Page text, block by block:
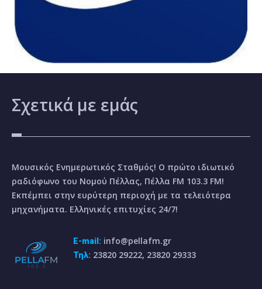
Σχετικά με εμάς
Μουσικός Ενημερωτικός Σταθμός! Ο πρώτο ιδιωτικό
ραδιόφωνο του Νομού Πέλλας, Πέλλα FM 103.3 FM!
Εκπέμπει στην ευρύτερη περιοχή με τα τελειότερα
μηχανήματα. Ελληνικές επιτυχίες 24/7!
E-mail: info@pellafm.gr
Τηλ: 23820 29222, 23820 29333